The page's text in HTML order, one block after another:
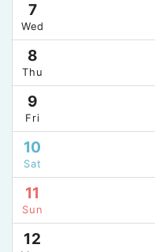
7
Wed
8
Thu
9
Fri
10
Sat
11
Sun
12